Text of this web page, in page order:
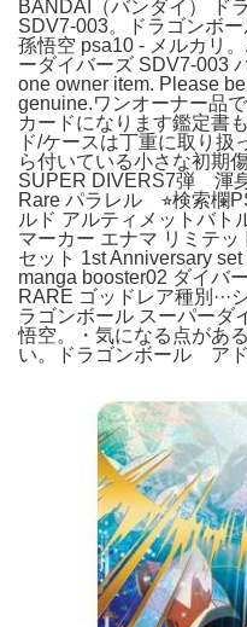
BANDAI（バンダイ） ド
SDV7-003。ドラゴンボ
孫悟空 psa10 - メルカリ
ーダイバーズ SDV7-003
one owner item. Please
genuine.ワンオーナー品
カードになります鑑定書
ド/ケースは丁重に取り扱
ら付いている小さな初期
SUPER DIVERS7弾 渾
Rare パラレル ⭐︎検索欄
ルド アルティメットバト
マーカー エナマ リミテ
セット 1st Anniversary
manga booster02 ダイバ
RARE ゴッドレア種別
ラゴンボール スーパーダ
悟空。・気になる点があ
い。ドラゴンボール ア